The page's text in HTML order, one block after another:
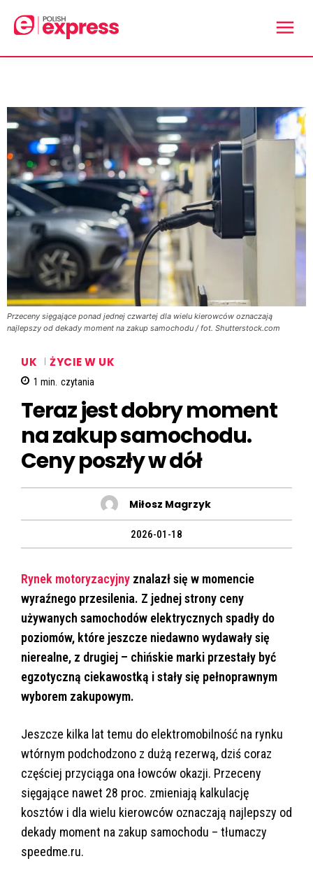
Przeceny sięgające ponad jednej czwartej dla wielu kierowców oznaczają
najlepszy od dekady moment na zakup samochodu / fot. Shutterstock.com
UK ŻYCIE W UK
1 min. czytania
Teraz jest dobry moment
na zakup samochodu.
Ceny poszły w dół
Miłosz Magrzyk
2026-01-18
Rynek motoryzacyjny znalazł się w momencie
wyraźnego przesilenia. Z jednej strony ceny
używanych samochodów elektrycznych spadły do
poziomów, które jeszcze niedawno wydawały się
nierealne, z drugiej – chińskie marki przestały być
egzotyczną ciekawostką i stały się pełnoprawnym
wyborem zakupowym.
Jeszcze kilka lat temu do elektromobilność na rynku
wtórnym podchodzono z dużą rezerwą, dziś coraz
częściej przyciąga ona łowców okazji. Przeceny
sięgające nawet 28 proc. zmieniają kalkulację
kosztów i dla wielu kierowców oznaczają najlepszy od
dekady moment na zakup samochodu – tłumaczy
speedme.ru.